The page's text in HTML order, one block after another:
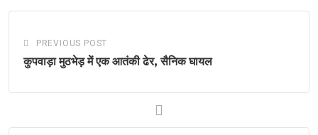
PREVIOUS POST
कुपवाड़ा मुठभेड़ में एक आतंकी ढेर, सैनिक घायल